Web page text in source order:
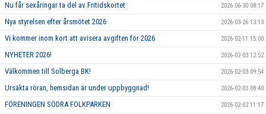
Nu får sexåringar ta del av Fritidskortet 2026-06-30 08:17
Nya styrelsen efter årsmötet 2026 2026-03-26 13:13
Vi kommer inom kort att avisera avgiften för 2026 2026-02-11 15:00
NYHETER 2026! 2026-02-03 12:52
Välkommen till Solberga BK! 2026-02-03 09:54
Ursäkta röran, hemsidan är under uppbyggnad! 2026-02-03 08:40
FÖRENINGEN SÖDRA FOLKPARKEN 2026-02-02 11:17